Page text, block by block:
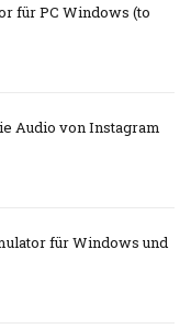
für PC Windows (to
Audio von Instagram
für Windows und